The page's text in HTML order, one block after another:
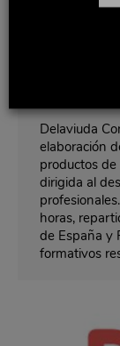
inversión
Delaviuda
elaboración
productos
dirigida al
horas,
de España y
formativos